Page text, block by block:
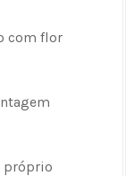
com flor
próprio